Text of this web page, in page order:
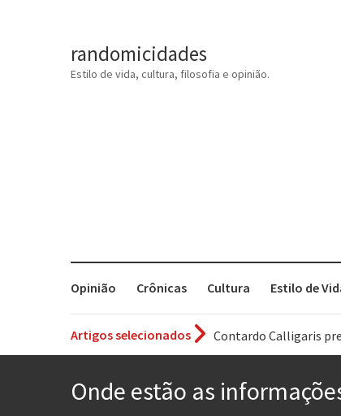
randomicidades
Estilo de vida, cultura, filosofia e opinião.
Opinião Crônicas Cultura Estilo de
Artigos selecionados
Contardo Calligaris
Os causos de Jorge
Onde estão as